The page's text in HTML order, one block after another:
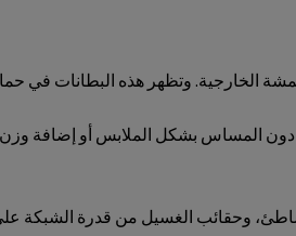
الخارجية. وتظهر هذه البطانات في
وحقائب الغسيل من قدرة الشبكة